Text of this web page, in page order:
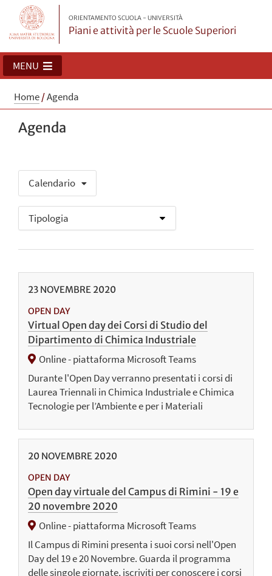
ORIENTAMENTO SCUOLA - UNIVERSITÀ
Piani e attività per le Scuole Superiori
MENU
Home/Agenda
Agenda
Calendario
23 NOVEMBRE 2020
OPEN DAY
Virtual Open day dei Corsi di Studio del
Dipartimento di Chimica Industriale
Online - piattaforma Microsoft Teams
Durante l'Open Day verranno presentati i corsi di
Laurea Triennali in Chimica Industriale e Chimica
Tecnologie per l’Ambiente e per i Materiali
20 NOVEMBRE 2020
OPEN DAY
Open day virtuale del Campus di Rimini - 19 e
20 novembre 2020
Online - piattaforma Microsoft Teams
Il Campus di Rimini presenta i suoi corsi nell'Open
Day del 19 e 20 Novembre. Guarda il programma
delle singole giornate, iscriviti per conoscere i corsi